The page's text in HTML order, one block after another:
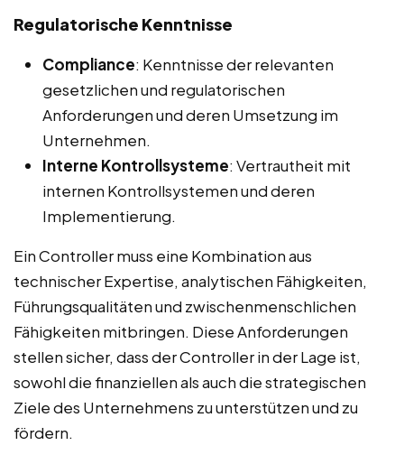
Regulatorische Kenntnisse
Compliance: Kenntnisse der relevanten
gesetzlichen und regulatorischen
Anforderungen und deren Umsetzung im
Unternehmen.
Interne Kontrollsysteme: Vertrautheit mit
internen Kontrollsystemen und deren
Implementierung.
Ein Controller muss eine Kombination aus
technischer Expertise, analytischen Fähigkeiten,
Führungsqualitäten und zwischenmenschlichen
Fähigkeiten mitbringen. Diese Anforderungen
stellen sicher, dass der Controller in der Lage ist,
sowohl die finanziellen als auch die strategischen
Ziele des Unternehmens zu unterstützen und zu
fördern.